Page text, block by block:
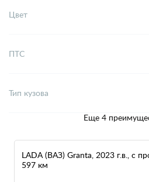
Цвет
ПТС
Тип кузова
Еще 4
LADA (ВАЗ) Granta, 2023 г.в., с
597 км